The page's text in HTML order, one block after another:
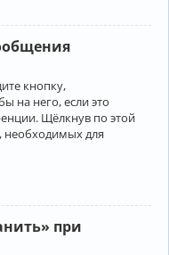
кнопку,
на него, если это
Щёлкнув по этой
необходимых для
при